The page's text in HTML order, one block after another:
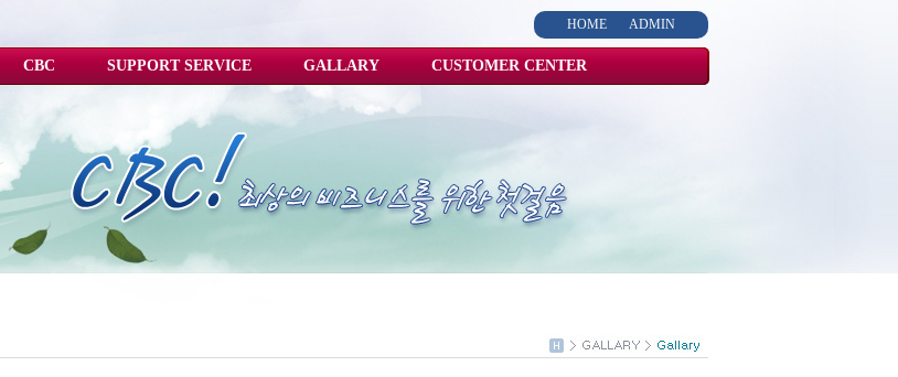
CBC SUPPORT SERVICE GALLARY CUSTOMER CENTER
HOME ADMIN